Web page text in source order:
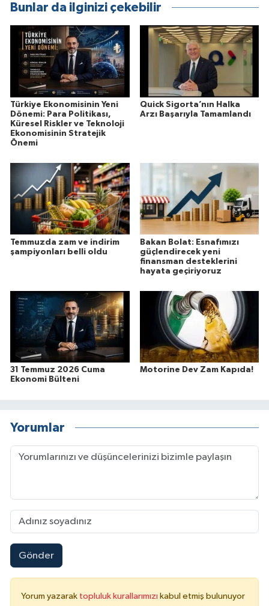
Bunlar da ilginizi çekebilir
Türkiye Ekonomisinin Yeni
Dönemi: Para Politikası,
Küresel Riskler ve Teknoloji
Ekonomisinin Stratejik
Önemi
Quick Sigorta’nın Halka
Arzı Başarıyla Tamamlandı
Temmuzda zam ve indirim
şampiyonları belli oldu
Bakan Bolat: Esnafımızı
güçlendirecek yeni
finansman desteklerini
hayata geçiriyoruz
31 Temmuz 2026 Cuma
Ekonomi Bülteni
Motorine Dev Zam Kapıda!
Yorumlar
Gönder
Yorum yazarak topluluk kurallarımızı kabul etmiş bulunuyor